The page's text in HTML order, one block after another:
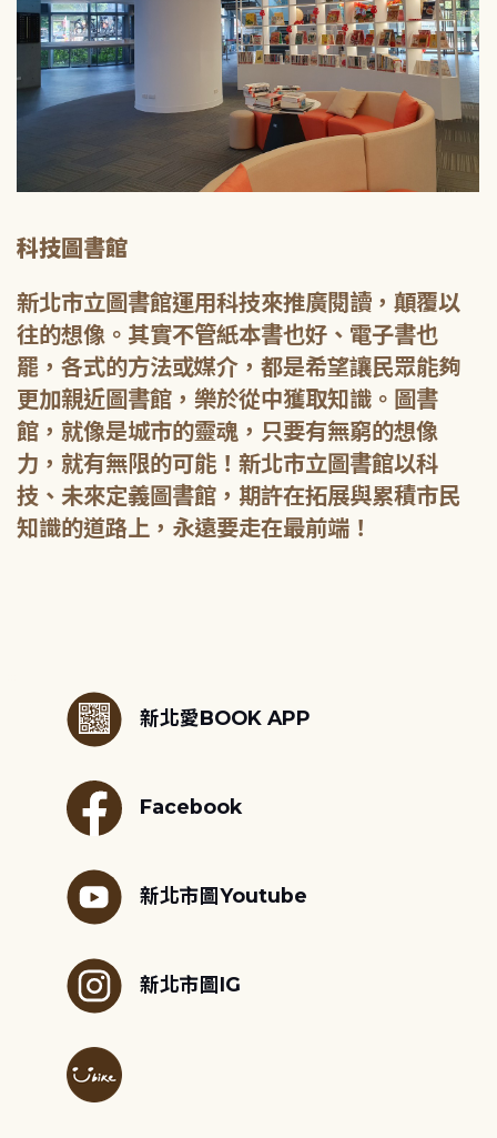
科技圖書館
新北市立圖書館運用科技來推廣閱讀，顛覆以
往的想像。其實不管紙本書也好、電子書也
罷，各式的方法或媒介，都是希望讓民眾能夠
更加親近圖書館，樂於從中獲取知識。圖書
館，就像是城市的靈魂，只要有無窮的想像
力，就有無限的可能！新北市立圖書館以科
技、未來定義圖書館，期許在拓展與累積市民
知識的道路上，永遠要走在最前端！
新北愛BOOK APP
Facebook
新北市圖Youtube
新北市圖IG